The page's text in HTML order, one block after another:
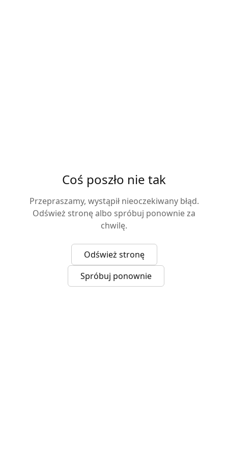
Coś poszło nie tak
Przepraszamy, wystąpił nieoczekiwany błąd.
Odśwież stronę albo spróbuj ponownie za
chwilę.
Odśwież stronę
Spróbuj ponownie